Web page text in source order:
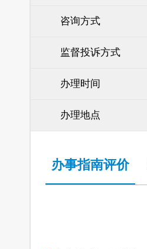
咨询方式
监督投诉方式
办理时间
办理地点
办事指南评价